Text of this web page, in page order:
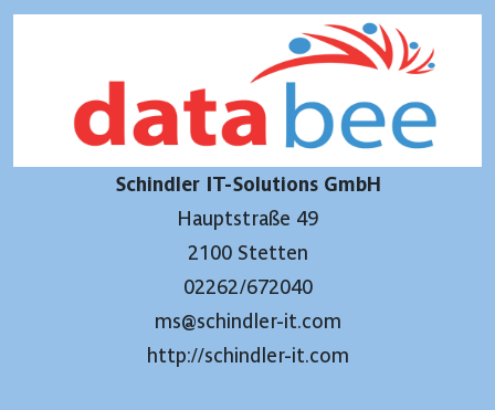
Schindler IT-Solutions GmbH
Hauptstraße 49
2100 Stetten
02262/672040
ms@schindler-it.com
http://schindler-it.com